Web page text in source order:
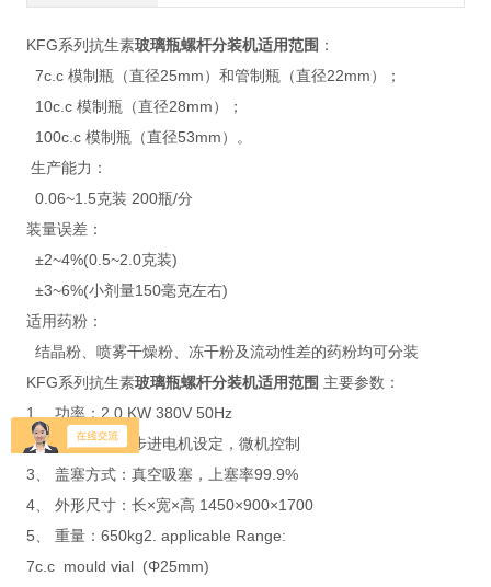
KFG系列抗生素玻璃瓶螺杆分装机适用范围 ：
7c.c 模制瓶（直径25mm）和管制瓶（直径22mm）；
10c.c 模制瓶（直径28mm）；
100c.c 模制瓶（直径53mm）。
生产能力：
0.06~1.5克装 200瓶/分
装量误差：
±2~4%(0.5~2.0克装)
±3~6%(小剂量150毫克左右)
适用药粉：
结晶粉、喷雾干燥粉、冻干粉及流动性差的药粉均可分装
KFG系列抗生素玻璃瓶螺杆分装机适用范围 主要参数：
1、 功率：2.0 KW 380V 50Hz
2、 驱动方式：步进电机设定，微机控制
3、 盖塞方式：真空吸塞，上塞率99.9%
4、 外形尺寸：长×宽×高 1450×900×1700
5、 重量：650kg2. applicable Range:
7c.c mould vial (Φ25mm)